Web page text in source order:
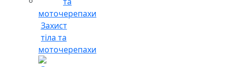
Захист
тіла та
моточерепахи